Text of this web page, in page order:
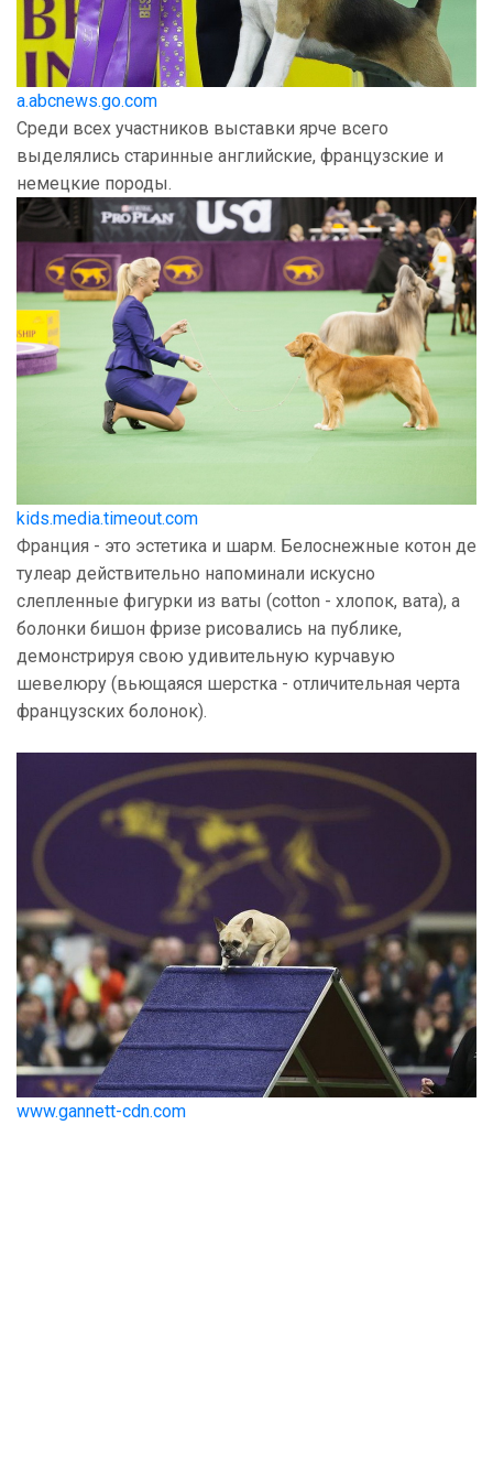
a.abcnews.go.com
Среди всех участников выставки ярче всего
выделялись старинные английские, французские и
немецкие породы.
kids.media.timeout.com
Франция - это эстетика и шарм. Белоснежные котон де
тулеар действительно напоминали искусно
слепленные фигурки из ваты (cotton - хлопок, вата), а
болонки бишон фризе рисовались на публике,
демонстрируя свою удивительную курчавую
шевелюру (вьющаяся шерстка - отличительная черта
французских болонок).
www.gannett-cdn.com